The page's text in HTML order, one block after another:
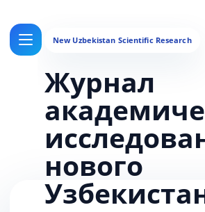
Журнал
нового